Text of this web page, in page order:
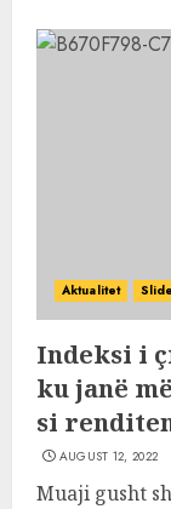
Aktualitet
Indeksi i
ku janë
si
AUGUST 12, 2022
Muaji gusht